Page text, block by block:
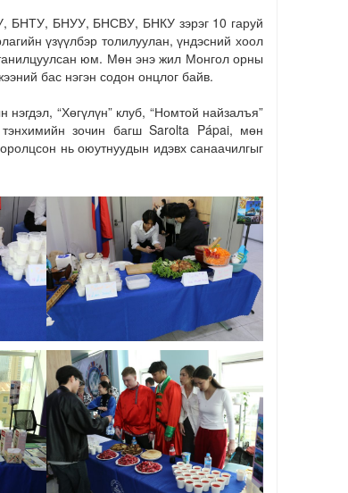
БНТУ, БНУУ, БНСВУ, БНКУ зэрэг 10 гаруй
үзүүлбэр толилуулан, үндэсний хоол
юм. Мөн энэ жил Монгол орны
бас нэгэн содон онцлог байв.
“Хөгүлүн” клуб, “Номтой найзалъя”
зочин багш Sarolta Pápai, мөн
нь оюутнуудын идэвх санаачилгыг